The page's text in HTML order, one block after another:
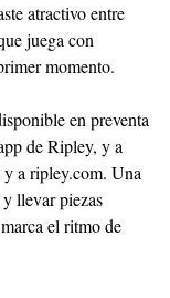
atractivo entre
juega con
momento.
en preventa
de Ripley, y a
y a ripley.com. Una
llevar piezas
el ritmo de